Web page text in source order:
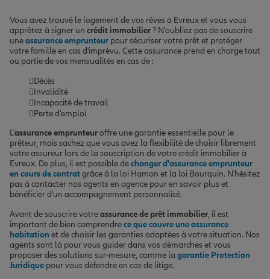
Vous avez trouvé le logement de vos rêves à Evreux et vous vous
apprêtez à signer un crédit immobilier? N'oubliez pas de souscrire
uneassurance emprunteur pour sécuriser votre prêt et protéger
votre famille en cas d'imprévu. Cette assurance prend en charge tout
ou partie de vos mensualités en cas de :
Décès
Invalidité
Incapacité de travail
Perte d'emploi
L'assurance emprunteuroffre une garantie essentielle pour le
prêteur, mais sachez que vous avez la flexibilité de choisir librement
votre assureur lors de la souscription de votre crédit immobilier à
Evreux. De plus, il est possible dechanger d'assurance emprunteur
en cours de contratgrâce à la loi Hamon et la loi Bourquin. N'hésitez
pas à contacter nos agents en agence pour en savoir plus et
bénéficier d'un accompagnement personnalisé.
Avant de souscrire votreassurance de prêt immobilier, il est
important de bien comprendrece que couvre une assurance
habitation et de choisir les garanties adaptées à votre situation. Nos
agents sont là pour vous guider dans vos démarches et vous
proposer des solutions sur-mesure, comme la garantie Protection
Juridique pour vous défendre en cas de litige.